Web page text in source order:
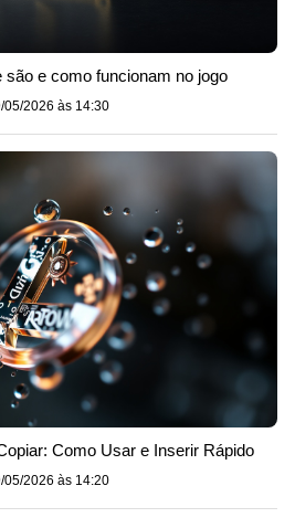
são e como funcionam no jogo
05/2026 às 14:30
Como Usar e Inserir Rápido
05/2026 às 14:20